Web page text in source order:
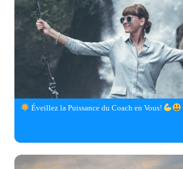
Éveillez la Puissance du Coach en Vous!